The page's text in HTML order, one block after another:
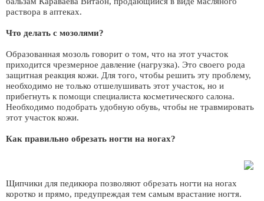
раствора в аптеках.
Что делать с мозолями?
Образованная мозоль говорит о том, что на этот участок
приходится чрезмерное давление (нагрузка). Это своего рода
защитная реакция кожи. Для того, чтобы решить эту проблему,
необходимо не только отшелушивать этот участок, но и
прибегнуть к помощи специалиста косметического салона.
Необходимо подобрать удобную обувь, чтобы не травмировать
этот участок кожи.
Как правильно обрезать ногти на ногах?
Щипчики для педикюра позволяют обрезать ногти на ногах
коротко и прямо, предупреждая тем самым врастание ногтя.